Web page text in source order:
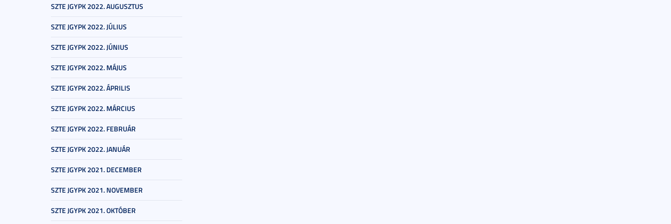
SZTE JGYPK 2022. AUGUSZTUS
SZTE JGYPK 2022. JÚLIUS
SZTE JGYPK 2022. JÚNIUS
SZTE JGYPK 2022. MÁJUS
SZTE JGYPK 2022. ÁPRILIS
SZTE JGYPK 2022. MÁRCIUS
SZTE JGYPK 2022. FEBRUÁR
SZTE JGYPK 2022. JANUÁR
SZTE JGYPK 2021. DECEMBER
SZTE JGYPK 2021. NOVEMBER
SZTE JGYPK 2021. OKTÓBER